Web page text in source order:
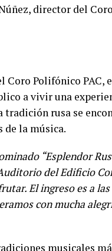
director del
Polifónico PAC,
a vivir una
rusa se
de la música.
“Esplendor
del Edificio
El ingreso es a las
con mucha
musicales